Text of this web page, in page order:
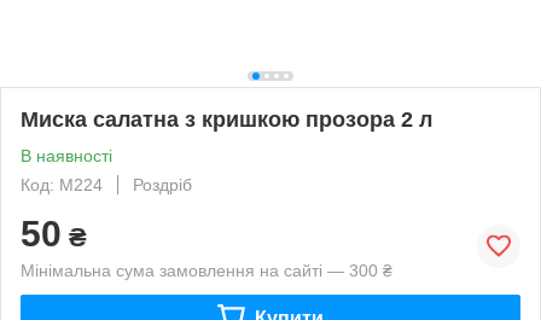
Миска салатна з кришкою прозора 2 л
В наявності
Код: M224
Роздріб
50 ₴
Мінімальна сума замовлення на сайті — 300 ₴